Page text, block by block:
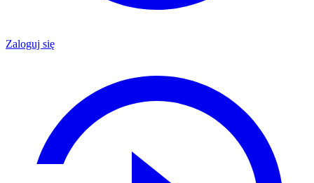
Zaloguj się